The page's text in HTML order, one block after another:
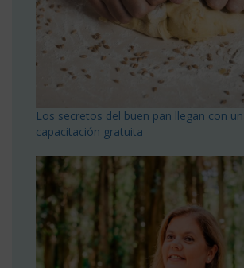
Los secretos del buen pan llegan con
capacitación gratuita